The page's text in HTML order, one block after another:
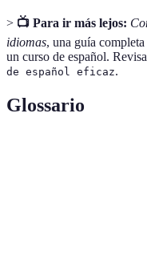
> 📺 Para ir más lejos:
idiomas, una guía
un curso de español.
de español eficaz.
Glossario